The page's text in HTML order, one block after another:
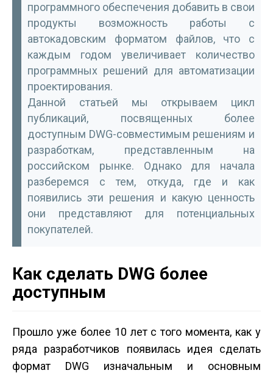
программного обеспечения добавить в свои
продукты возможность работы с
автокадовским форматом файлов, что с
каждым годом увеличивает количество
программных решений для автоматизации
проектирования.
Данной статьей мы открываем цикл
публикаций, посвященных более
доступным DWG-совместимым решениям и
разработкам, представленным на
российском рынке. Однако для начала
разберемся с тем, откуда, где и как
появились эти решения и какую ценность
они представляют для потенциальных
покупателей.
Как сделать DWG более
доступным
Прошло уже более 10 лет с того момента, как у
ряда разработчиков появилась идея сделать
формат DWG изначальным и основным